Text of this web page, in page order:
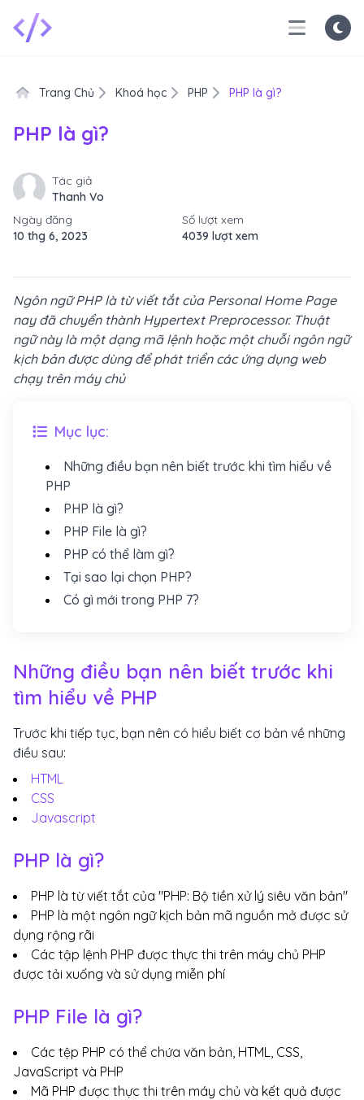
Trang Chủ Khoá học PHP PHP là gì?
PHP là gì?
Tác giả
Thanh Vo
Ngày đăng
10 thg 6, 2023
Số lượt xem
4039 lượt xem
Ngôn ngữ PHP là từ viết tắt của Personal Home Page
nay đã chuyển thành Hypertext Preprocessor. Thuật
ngữ này là một dạng mã lệnh hoặc một chuỗi ngôn ngữ
kịch bản được dùng để phát triển các ứng dụng web
chạy trên máy chủ
Mục lục:
Những điều bạn nên biết trước khi tìm hiểu về
PHP
PHP là gì?
PHP File là gì?
PHP có thể làm gì?
Tại sao lại chọn PHP?
Có gì mới trong PHP 7?
Những điều bạn nên biết trước khi
tìm hiểu về PHP
Trước khi tiếp tục, bạn nên có hiểu biết cơ bản về những
điều sau:
HTML
CSS
Javascript
PHP là gì?
PHP là từ viết tắt của "PHP: Bộ tiền xử lý siêu văn bản"
PHP là một ngôn ngữ kịch bản mã nguồn mở được sử
dụng rộng rãi
Các tập lệnh PHP được thực thi trên máy chủ PHP
được tải xuống và sử dụng miễn phí
PHP File là gì?
Các tệp PHP có thể chứa văn bản, HTML, CSS,
JavaScript và PHP
Mã PHP được thực thi trên máy chủ và kết quả được